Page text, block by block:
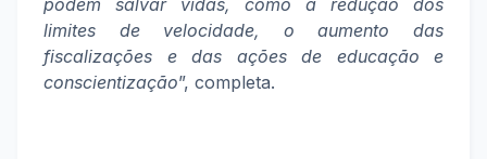
podem salvar vidas, como a redução dos
limites de velocidade, o aumento das
fiscalizações e das ações de educação e
conscientização”, completa.